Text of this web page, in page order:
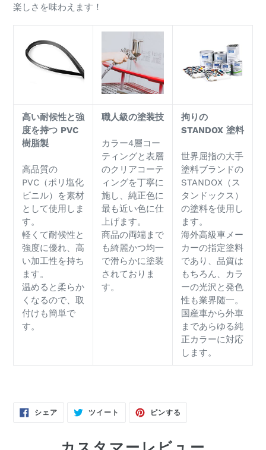
楽しさを味わえます！
高い耐候性と強
度を持つ PVC
樹脂製
高品質の
PVC（ポリ塩化
ビニル）を素材
として使用しま
す。
軽くて耐候性と
強度に優れ、高
い加工性を持ち
ます。
温めると柔らか
くなるので、取
付けも簡単で
す。
職人級の塗装技
カラー4層コー
ティングと表層
のクリアコーテ
ィングを丁寧に
施し、純正色に
最も近い色に仕
上げます。
商品の両端まで
も綺麗かつ均一
で滑らかに塗装
されておりま
す。
拘りの
STANDOX 塗料
世界屈指の大手
塗料ブランドの
STANDOX（ス
タンドックス）
の塗料を使用し
ます。
海外高級車メー
カーの指定塗料
であり、品質は
もちろん、カラ
ーの光沢と発色
性も業界随一。
国産車から外車
まであらゆる純
正カラーに対応
します。
シェアFACEBOOK
す
ツイート
TWITTER
る
ピンする
る